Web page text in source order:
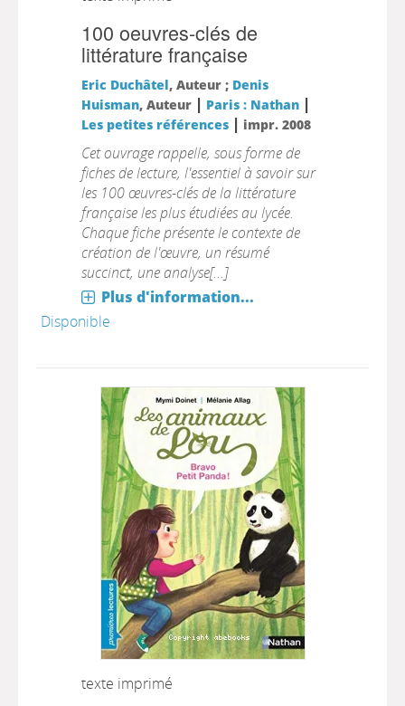
100 oeuvres-clés de
littérature française
Eric Duchâtel, Auteur ; Denis
Huisman, Auteur | Paris : Nathan|
Les petites références| impr. 2008
Cet ouvrage rappelle, sous forme de
fiches de lecture, l'essentiel à savoir sur
les 100 œuvres-clés de la littérature
française les plus étudiées au lycée.
Chaque fiche présente le contexte de
création de l'œuvre, un résumé
succinct, une analyse[...]
Plus d'information...
Disponible
texte imprimé